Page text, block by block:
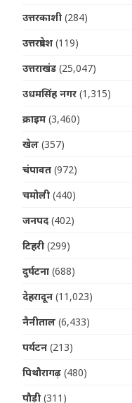
उत्तरकाशी (284)
उत्तरप्रदेश (119)
उत्तराखंड (25,047)
उधमसिंह नगर (1,315)
क्राइम (3,460)
खेल (357)
चंपावत (972)
चमोली (440)
जनपद (402)
टिहरी (299)
दुर्घटना (688)
देहरादून (11,023)
नैनीताल (6,433)
पर्यटन (213)
पिथौरागढ़ (480)
पौड़ी (311)